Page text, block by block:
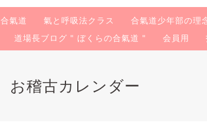
合氣道 氣と呼吸法クラス 合氣道少年部の理
道場長ブログ " ぼくらの合氣道 " 会員用
お稽古カレンダー